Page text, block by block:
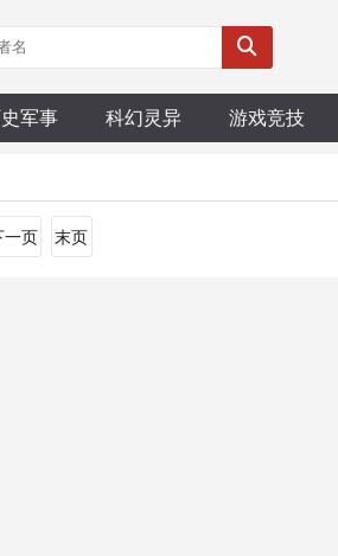
军事 科幻灵异 游戏竞技
一页 末页